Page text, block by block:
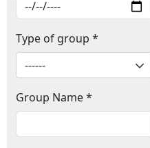
Type of group *
Group Name *